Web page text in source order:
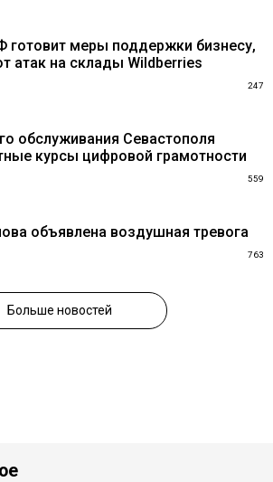
готовит меры поддержки бизнесу,
атак на склады Wildberries
247
обслуживания Севастополя
курсы цифровой грамотности
559
объявлена воздушная тревога
763
Больше новостей